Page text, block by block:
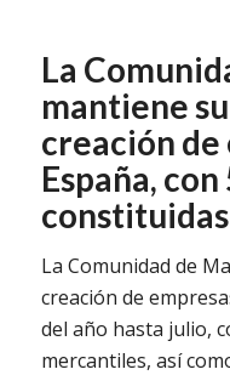
La
mantiene
creación de
España,
La Comunidad de
creación de
del año hasta julio,
mercantiles, así